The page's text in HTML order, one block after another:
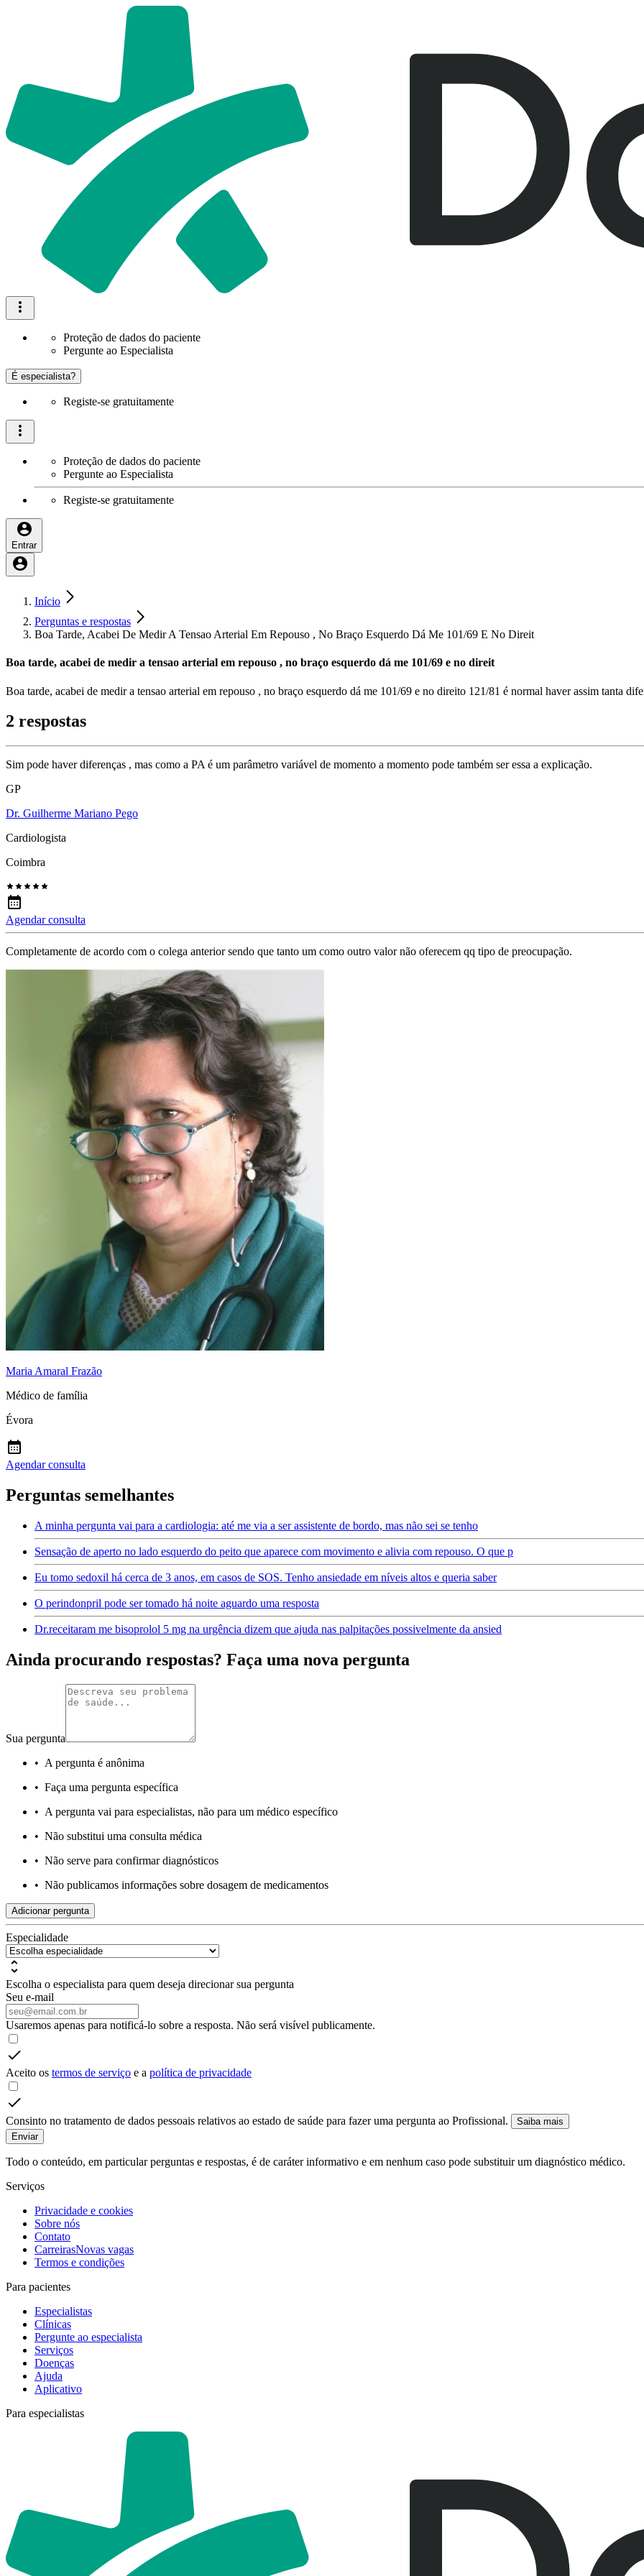
Proteção de dados do paciente
Pergunte ao Especialista
É especialista?
Registe-se gratuitamente
Proteção de dados do paciente
Pergunte ao Especialista
Registe-se gratuitamente
Entrar
Início
Perguntas e respostas
Boa Tarde, Acabei De Medir A Tensao Arterial Em Repouso , No Braço Esquerdo Dá Me 101/69 E No Direit
Boa tarde, acabei de medir a tensao arterial em repouso , no braço esquerdo dá me 101/69 e no direit
Boa tarde, acabei de medir a tensao arterial em repouso , no braço esquerdo dá me 101/69 e no direito 121/81 é normal haver assim tanta
2 respostas
Sim pode haver diferenças , mas como a PA é um parâmetro variável de momento a momento pode também ser essa a explicação.
GP
Dr. Guilherme Mariano Pego
Cardiologista
Coimbra
Agendar consulta
Completamente de acordo com o colega anterior sendo que tanto um como outro valor não oferecem qq tipo de preocupação.
Maria Amaral Frazão
Médico de família
Évora
Agendar consulta
Perguntas semelhantes
A minha pergunta vai para a cardiologia: até me via a ser assistente de bordo, mas não sei se tenho
Sensação de aperto no lado esquerdo do peito que aparece com movimento e alivia com repouso. O que p
Eu tomo sedoxil há cerca de 3 anos, em casos de SOS. Tenho ansiedade em níveis altos e queria saber
O perindonpril pode ser tomado há noite aguardo uma resposta
Dr.receitaram me bisoprolol 5 mg na urgência dizem que ajuda nas palpitações possivelmente da ansied
Ainda procurando respostas? Faça uma nova pergunta
Sua pergunta
• A pergunta é anônima
• Faça uma pergunta específica
• A pergunta vai para especialistas, não para um médico específico
• Não substitui uma consulta médica
• Não serve para confirmar diagnósticos
• Não publicamos informações sobre dosagem de medicamentos
Adicionar pergunta
Especialidade
Escolha o especialista para quem deseja direcionar sua pergunta
Seu e-mail
Usaremos apenas para notificá-lo sobre a resposta. Não será visível publicamente.
Aceito os termos de serviço e a política de privacidade
Consinto no tratamento de dados pessoais relativos ao estado de saúde para fazer uma pergunta ao Profissional.
Saiba mais
Enviar
Todo o conteúdo, em particular perguntas e respostas, é de caráter informativo e em nenhum caso pode substituir um diagnóstico médico.
Serviços
Privacidade e cookies
Sobre nós
Contato
CarreirasNovas vagas
Termos e condições
Para pacientes
Especialistas
Clínicas
Pergunte ao especialista
Serviços
Doenças
Ajuda
Aplicativo
Para especialistas